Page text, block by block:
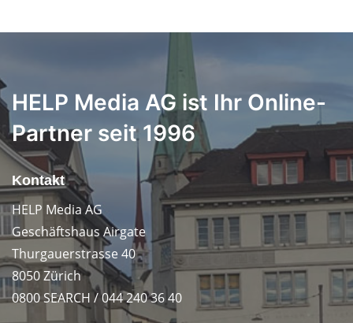
HELP Media AG ist Ihr Online-
Partner seit 1996
Kontakt
HELP Media AG
Geschäftshaus Airgate
Thurgauerstrasse 40
8050 Zürich
0800 SEARCH / 044 240 36 40